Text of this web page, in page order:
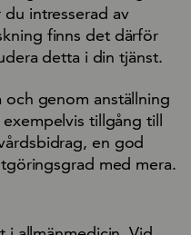
intresserad av
finns det därför
detta i din tjänst.
och genom anställning
tillgång till
en god
med mera.